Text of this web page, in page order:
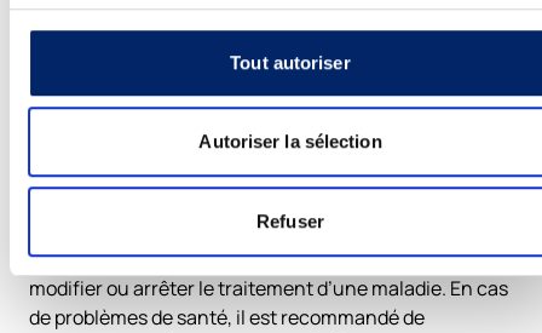
Tout autoriser
Autoriser la sélection
Refuser
ne remplace en aucun cas le diagnostique et le
traitement médical.
Les informations publiées sur www.swiss-alp-
health.ch ne sauraient prétendre à l’exhaustivité et ne
peuvent en aucun cas remplacer des conseils ou
informations ne peuvent pas servir à établir des
diagnostics indépendants ni à choisir, appliquer,
modifier ou arrêter le traitement d’une maladie. En cas
de problèmes de santé, il est recommandé de